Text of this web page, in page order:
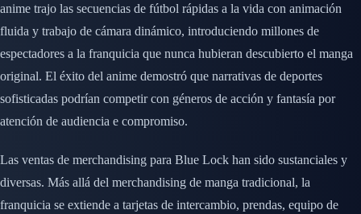
anime trajo las secuencias de fútbol rápidas a la vida con animación
fluida y trabajo de cámara dinámico, introduciendo millones de
espectadores a la franquicia que nunca hubieran descubierto el manga
original. El éxito del anime demostró que narrativas de deportes
sofisticadas podrían competir con géneros de acción y fantasía por
atención de audiencia e compromiso.
Las ventas de merchandising para Blue Lock han sido sustanciales y
diversas. Más allá del merchandising de manga tradicional, la
franquicia se extiende a tarjetas de intercambio, prendas, equipo de